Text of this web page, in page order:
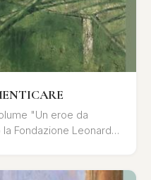
"Un eroe da
Fondazione Leonardo